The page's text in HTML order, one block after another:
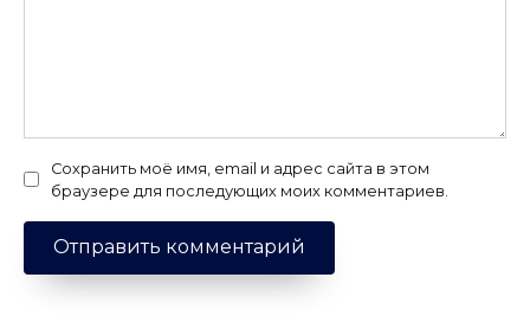
Сохранить моё имя, email и адрес сайта в этом
браузере для последующих моих комментариев.